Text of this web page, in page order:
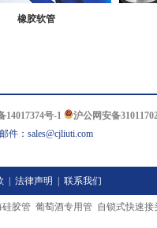
橡胶软管
14017374号-1
沪公网安备
件：sales@cjliuti.com
法律声明 联系我们
硅胶管 葡萄酒专用管 自锁式快速接